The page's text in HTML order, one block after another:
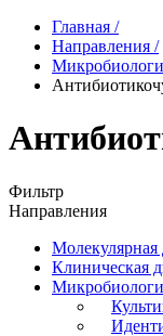
Главная /
Направления /
Фильтр
Направления
Молекулярная
Клиническая